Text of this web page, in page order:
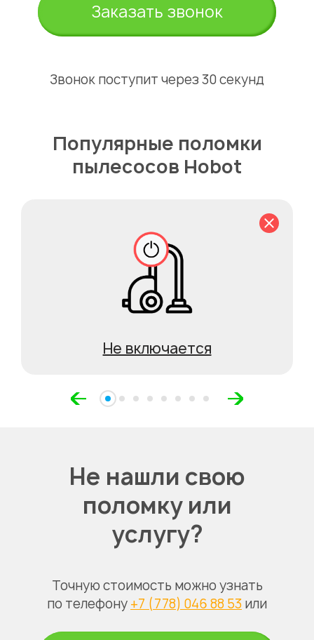
Заказать звонок
Звонок поступит через 30 секунд
Популярные поломки
пылесосов Hobot
Не включается
Не нашли свою
поломку или
услугу?
Точную стоимость можно узнать
по телефону +7 (778) 046 88 53 или